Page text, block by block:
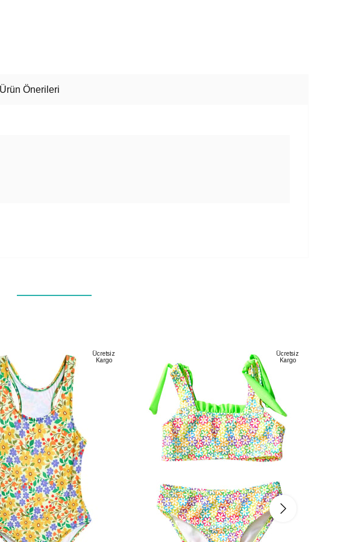
Ürün Önerileri
Ücretsiz
Kargo
Ücretsiz
Kargo